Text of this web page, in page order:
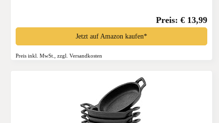
Preis: € 13,99
Jetzt auf Amazon kaufen*
Preis inkl. MwSt., zzgl. Versandkosten